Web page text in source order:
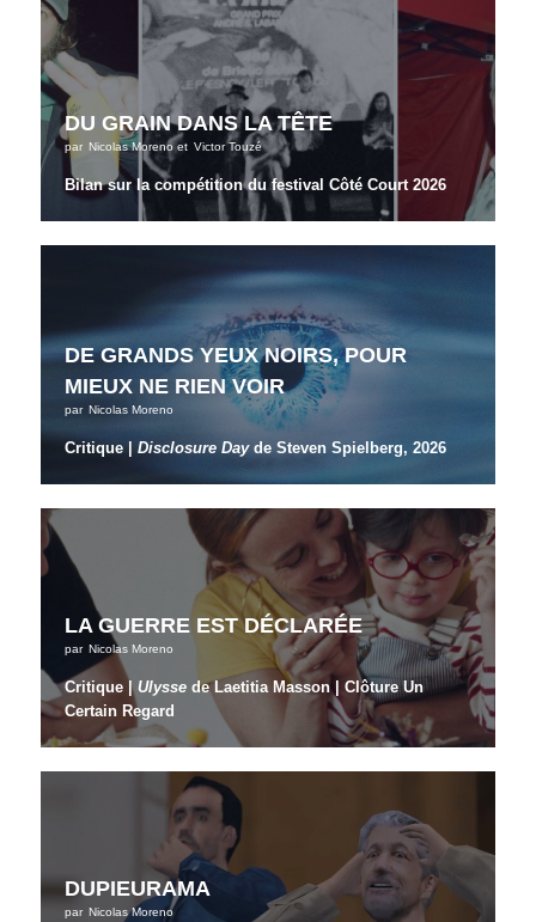
DU GRAIN DANS LA TÊTE
par Nicolas Morenoet Victor Touzé
Bilan sur la compétition du festival Côté Court 2026
DE GRANDS YEUX NOIRS, POUR
MIEUX NE RIEN VOIR
par Nicolas Moreno
Critique |Disclosure Dayde Steven Spielberg, 2026
LA GUERRE EST DÉCLARÉE
par Nicolas Moreno
Critique |Ulysse de Laetitia Masson | Clôture Un
Certain Regard
DUPIEURAMA
par Nicolas Moreno